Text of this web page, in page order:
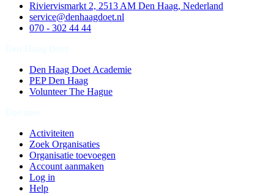
Riviervismarkt 2, 2513 AM Den Haag, Nederland
service@denhaagdoet.nl
070 - 302 44 44
Den Haag Doet Academie
PEP Den Haag
Volunteer The Hague
Activiteiten
Zoek Organisaties
Organisatie toevoegen
Account aanmaken
Log in
Help